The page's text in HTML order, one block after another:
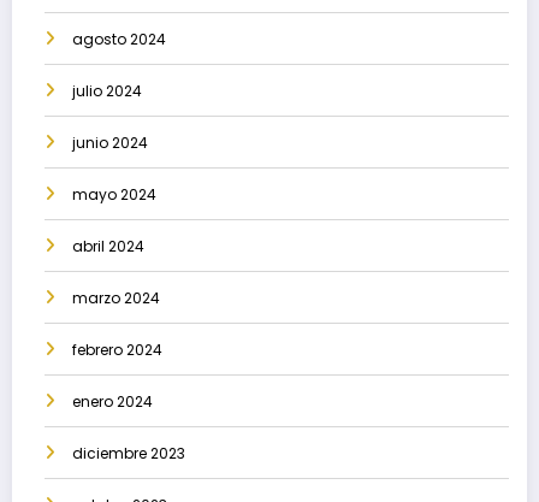
agosto 2024
julio 2024
junio 2024
mayo 2024
abril 2024
marzo 2024
febrero 2024
enero 2024
diciembre 2023